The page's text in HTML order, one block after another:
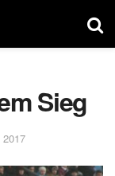
Sieg
2017